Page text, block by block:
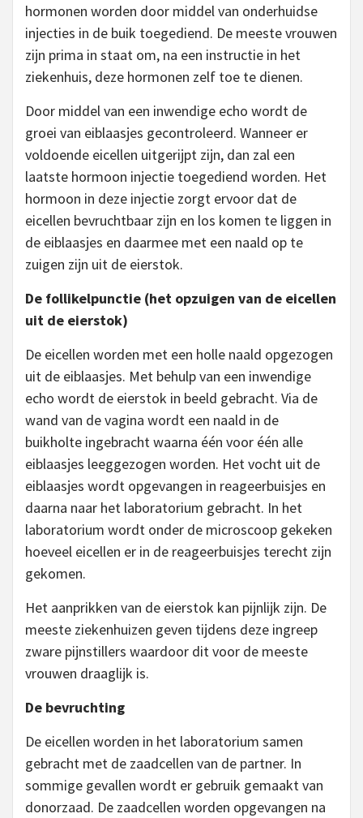
hormonen worden door middel van onderhuidse
injecties in de buik toegediend. De meeste vrouwen
zijn prima in staat om, na een instructie in het
ziekenhuis, deze hormonen zelf toe te dienen.
Door middel van een inwendige echo wordt de
groei van eiblaasjes gecontroleerd. Wanneer er
voldoende eicellen uitgerijpt zijn, dan zal een
laatste hormoon injectie toegediend worden. Het
hormoon in deze injectie zorgt ervoor dat de
eicellen bevruchtbaar zijn en los komen te liggen in
de eiblaasjes en daarmee met een naald op te
zuigen zijn uit de eierstok.
De follikelpunctie (het opzuigen van de eicellen
uit de eierstok)
De eicellen worden met een holle naald opgezogen
uit de eiblaasjes. Met behulp van een inwendige
echo wordt de eierstok in beeld gebracht. Via de
wand van de vagina wordt een naald in de
buikholte ingebracht waarna één voor één alle
eiblaasjes leeggezogen worden. Het vocht uit de
eiblaasjes wordt opgevangen in reageerbuisjes en
daarna naar het laboratorium gebracht. In het
laboratorium wordt onder de microscoop gekeken
hoeveel eicellen er in de reageerbuisjes terecht zijn
gekomen.
Het aanprikken van de eierstok kan pijnlijk zijn. De
meeste ziekenhuizen geven tijdens deze ingreep
zware pijnstillers waardoor dit voor de meeste
vrouwen draaglijk is.
De bevruchting
De eicellen worden in het laboratorium samen
gebracht met de zaadcellen van de partner. In
sommige gevallen wordt er gebruik gemaakt van
donorzaad. De zaadcellen worden opgevangen na